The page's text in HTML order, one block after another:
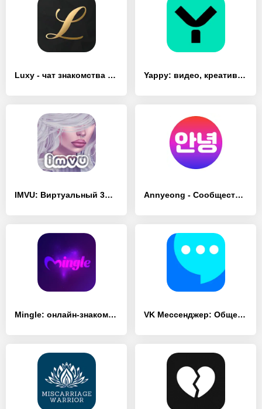
Luxy - чат знакомства онлайн - [Без рекламы] Yappy: видео, креатив, мы - [Без рекламы]
IMVU: Виртуальный 3D-мир - [Без рекламы] Annyeong - Сообщество о Корее - [Без рекламы]
Mingle: онлайн-знакомства, чат - [Разблокированная версия] VK Мессенджер: Общение, звонки - [Без рекламы]